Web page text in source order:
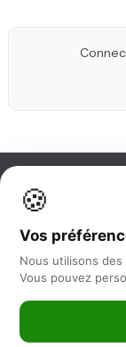
Information
Nos services
Newsletter
🍪
Vos
Nous utilisons
Vous pouvez